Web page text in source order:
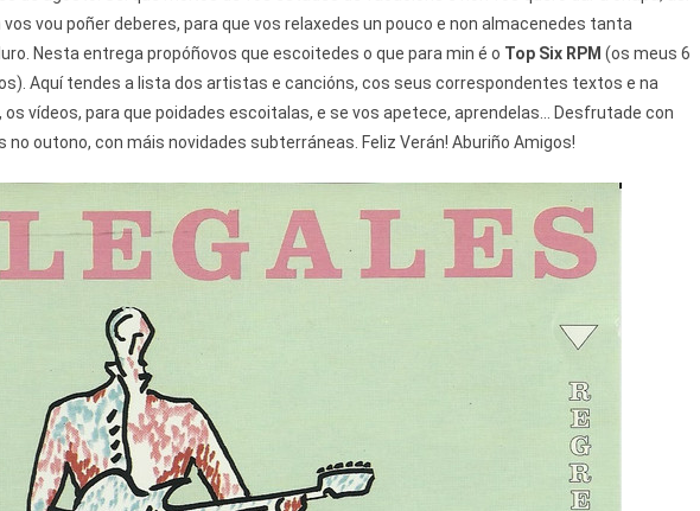
vou poñer deberes, para que vos relaxedes un pouco e non almacenedes tanta
Nesta entrega propóñovos que escoitedes o que para min é o Top Six RPM (os meus 6
Aquí tendes a lista dos artistas e cancións, cos seus correspondentes textos e na
os vídeos, para que poidades escoitalas, e se vos apetece, aprendelas… Desfrutade con
no outono, con máis novidades subterráneas. Feliz Verán! Aburiño Amigos!